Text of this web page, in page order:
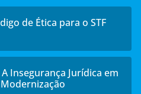
de Ética para o STF
Insegurança Jurídica em